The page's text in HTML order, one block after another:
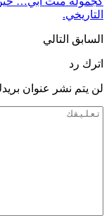
التاريخي.
السابق التالي
اترك رد
لن يتم نشر عنوان